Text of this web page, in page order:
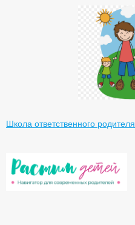
Школа ответственного родителя